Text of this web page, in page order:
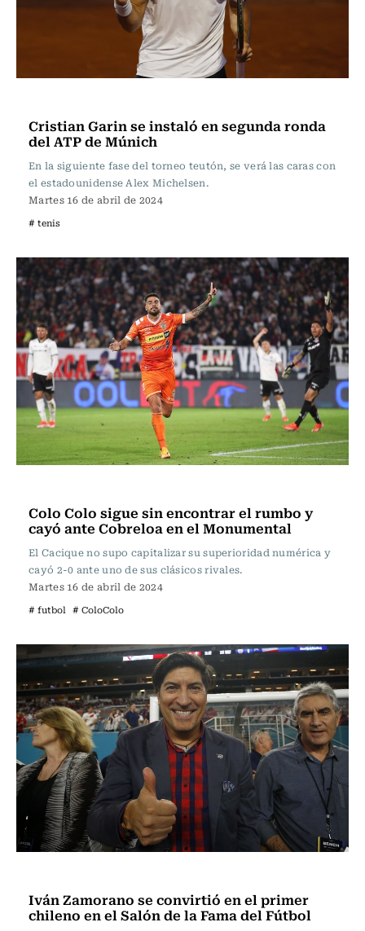
Cristian Garin se instaló en segunda ronda
del ATP de Múnich
En la siguiente fase del torneo teutón, se verá las caras con
el estadounidense Alex Michelsen.
Martes 16 de abril de 2024
# tenis
Colo Colo sigue sin encontrar el rumbo y
cayó ante Cobreloa en el Monumental
El Cacique no supo capitalizar su superioridad numérica y
cayó 2-0 ante uno de sus clásicos rivales.
Martes 16 de abril de 2024
# futbol # ColoColo
Iván Zamorano se convirtió en el primer
chileno en el Salón de la Fama del Fútbol